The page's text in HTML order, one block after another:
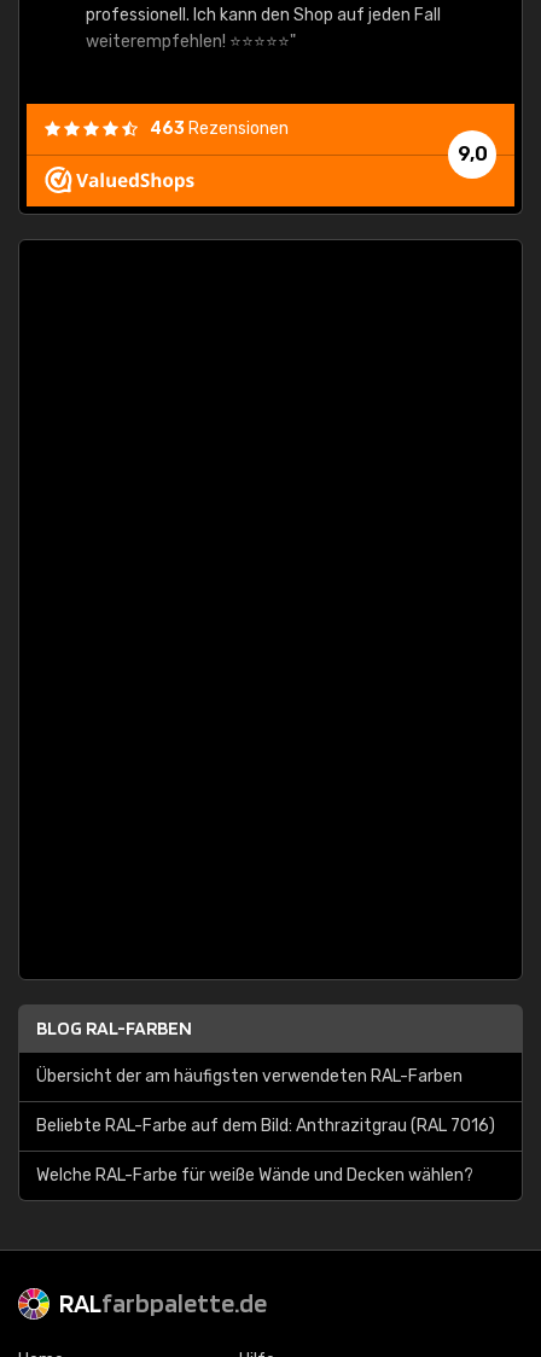
professionell. Ich kann den Shop auf jeden Fall
weiterempfehlen! ⭐⭐⭐⭐⭐"
9,0
463 Rezensionen
BLOG RAL-FARBEN
Übersicht der am häufigsten verwendeten RAL-Farben
Beliebte RAL-Farbe auf dem Bild: Anthrazitgrau (RAL 7016)
Welche RAL-Farbe für weiße Wände und Decken wählen?
RALfarbpalette.de